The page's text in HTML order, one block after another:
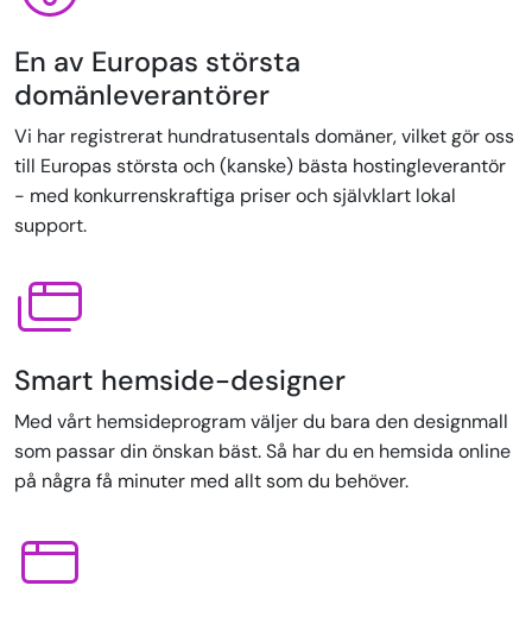
En av Europas största
domänleverantörer
Vi har registrerat hundratusentals domäner, vilket gör oss
till Europas största och (kanske) bästa hostingleverantör
- med konkurrenskraftiga priser och självklart lokal
support.
Smart hemside-designer
Med vårt hemsideprogram väljer du bara den designmall
som passar din önskan bäst. Så har du en hemsida online
på några få minuter med allt som du behöver.